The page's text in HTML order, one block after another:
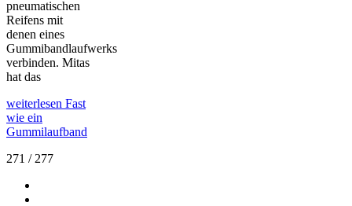
pneumatischen
Reifens mit
denen eines
Gummibandlaufwerks
verbinden. Mitas
hat das
weiterlesen Fast
wie ein
Gummilaufband
271 / 277